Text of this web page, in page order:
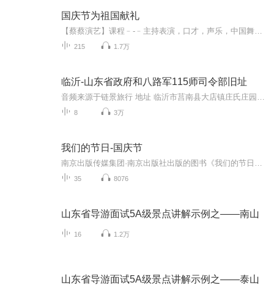
国庆节为祖国献礼
215 1.7万
临沂-山东省政府和八路军115师司令部旧址
8 3万
我们的节日-国庆节
35 8076
山东省导游面试5A级景点讲解示例之——南山
16 1.2万
山东省导游面试5A级景点讲解示例之——泰山